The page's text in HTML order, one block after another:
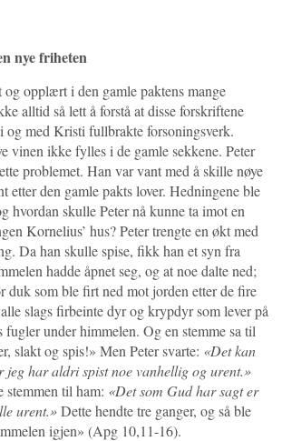
nye friheten
og opplært i den gamle paktens mange
alltid så lett å forstå at disse forskriftene
og med Kristi fullbrakte forsoningsverk.
vinen ikke fylles i de gamle sekkene. Peter
problemet. Han var vant med å skille nøye
etter den gamle pakts lover. Hedningene ble
hvordan skulle Peter nå kunne ta imot en
Kornelius’ hus? Peter trengte en økt med
Da han skulle spise, fikk han et syn fra
hadde åpnet seg, og at noe dalte ned;
duk som ble firt ned mot jorden etter de fire
slags firbeinte dyr og krypdyr som lever på
fugler under himmelen. Og en stemme sa til
slakt og spis!» Men Peter svarte: «Det kan
jeg har aldri spist noe vanhellig og urent.»
stemmen til ham: «Det som Gud har sagt er
urent.»Dette hendte tre ganger, og så ble
igjen» (Apg 10,11-16).